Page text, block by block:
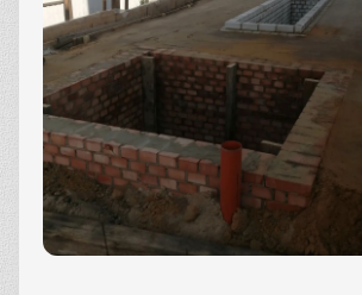
Полный перечень услуг
Аренда Спецтехники
Техника для строительства,
перевозки и земляных работ